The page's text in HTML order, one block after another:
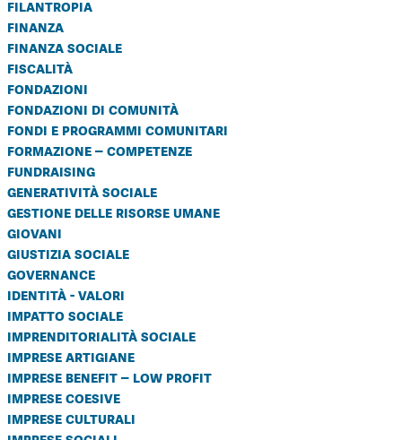
filantropia
finanza
finanza sociale
fiscalità
fondazioni
fondazioni di comunità
fondi e programmi comunitari
formazione – competenze
fundraising
generatività sociale
gestione delle risorse umane
giovani
giustizia sociale
governance
identità - valori
impatto sociale
imprenditorialità sociale
imprese artigiane
imprese benefit – low profit
imprese coesive
imprese culturali